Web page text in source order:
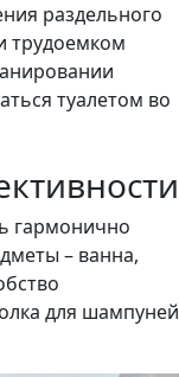
раздельного
трудоемком
туалетом во
гармонично
– ванна,
для шампуней